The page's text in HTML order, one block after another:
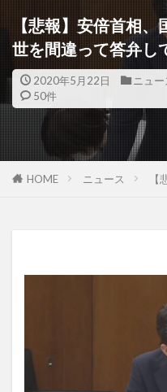
【悲報】安倍首相
世を間違って答弁し
2020年5月22日 ニュー
50件
HOME ニュース